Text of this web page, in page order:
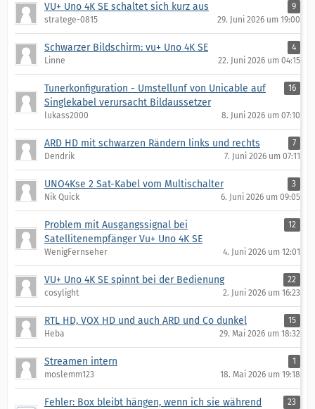
VU+ Uno 4K SE schaltet sich kurz aus
9
stratege-0815
29. Juni 2026 um 19:00
Schwarzer Bildschirm: vu+ Uno 4K SE
4
Linne
22. Juni 2026 um 04:15
Tunerkonfiguration - Umstellunf von Unicable auf
Singlekabel verursacht Bildaussetzer
16
lukass2000 8. Juni 2026 um 07:10
ARD HD mit schwarzen Rändern links und rechts
7
Dendrik
7. Juni 2026 um 07:11
UNO4Kse 2 Sat-Kabel vom Multischalter
3
Nik Quick
6. Juni 2026 um 09:05
Problem mit Ausgangssignal bei
Satellitenempfänger Vu+ Uno 4K SE
12
WenigFernseher 4. Juni 2026 um 12:01
VU+ Uno 4K SE spinnt bei der Bedienung
22
cosylight
2. Juni 2026 um 16:23
RTL HD, VOX HD und auch ARD und Co dunkel
15
Heba
29. Mai 2026 um 18:32
Streamen intern
1
moslemm123
18. Mai 2026 um 19:18
Fehler: Box bleibt hängen, wenn ich sie während
23